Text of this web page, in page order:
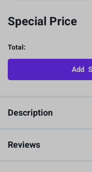
Special Price
Total:
Add
Description
Reviews